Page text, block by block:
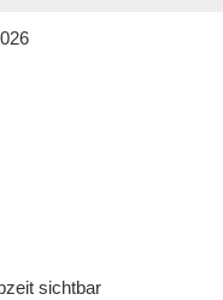
sichtbar